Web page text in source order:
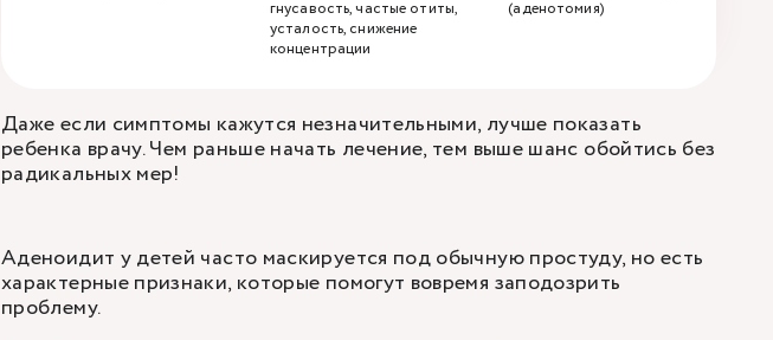
гнусавость, частые отиты,
усталость, снижение
концентрации
(аденотомия)
Даже если симптомы кажутся незначительными, лучше показать
ребенка врачу. Чем раньше начать лечение, тем выше шанс обойтись без
радикальных мер!
Аденоидит у детей часто маскируется под обычную простуду, но есть
характерные признаки, которые помогут вовремя заподозрить
проблему.